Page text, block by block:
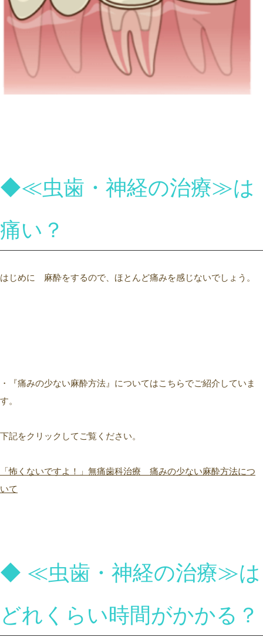
◆≪虫歯・神経の治療≫は
痛い？
はじめに 麻酔をするので、ほとんど痛みを感じないでしょう。
・『痛みの少ない麻酔方法』についてはこちらでご紹介していま
す。
下記をクリックしてご覧ください。
「怖くないですよ！」無痛歯科治療 痛みの少ない麻酔方法につ
いて
◆ ≪虫歯・神経の治療≫は
どれくらい時間がかかる？